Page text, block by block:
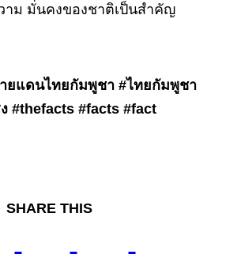
าม มั่นคงของชาติเป็นสำคัญ
ยแดนไทยกัมพูชา #ไทยกัมพูชา
#thefacts #facts #fact
SHARE THIS